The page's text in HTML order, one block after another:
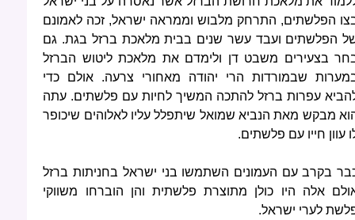
הפלשתים, התרחק מלבוש וממראה ישראל, זכה לאמונם
הפלשתים ועבד עשר שנים בבית מלאכת ברזל בגת. גם
בצעירים משבט דן ולימדם את מלאכת ליטוש הברזל
שבמורדות הרי יהודה מאחורי צרעה. אולם כדי
עפרות ברזל להתכה המשיך לחיות עם פלשתים. עתה
מבקש מאת הנביא שמואל שיתפלל עליו לאלוהים שיכופר
עוון חייו עם פלשתים.
בקרב עם העמונים השתמשו בני ישראל בחניתות ברזל
אלה היו כולן מתוצרת פלשתית והן הוברחו משווקי
לערי ישראל.